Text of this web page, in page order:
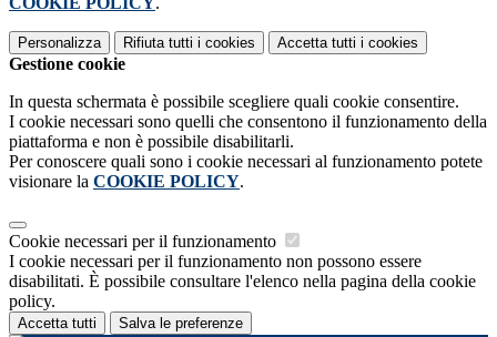
Personalizza Rifiuta tutti i cookies Accetta tutti i cookies
Gestione cookie
In questa schermata è possibile scegliere quali cookie consentire.
I cookie necessari sono quelli che consentono il funzionamento della
piattaforma e non è possibile disabilitarli.
Per conoscere quali sono i cookie necessari al funzionamento potete
visionare la COOKIE POLICY.
Cookie necessari per il funzionamento
I cookie necessari per il funzionamento non possono essere
disabilitati. È possibile consultare l'elenco nella pagina della cookie
policy.
Accetta tutti Salva le preferenze